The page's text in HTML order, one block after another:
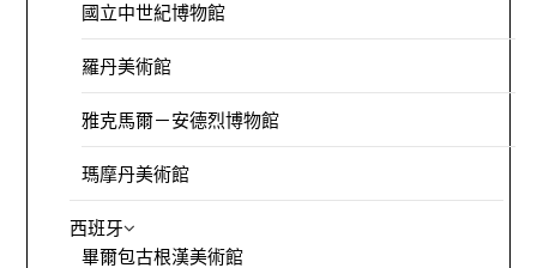
國立中世紀博物館
羅丹美術館
雅克馬爾－安德烈博物館
瑪摩丹美術館
西班牙
畢爾包古根漢美術館